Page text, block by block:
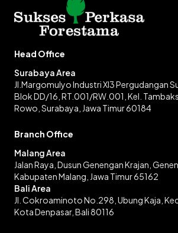
Head Office
Surabaya Area
Jl.Margomulyo Industri XI3 Pergudangan
Blok DD/16, RT.001/RW.001, Kel.
Rowo, Surabaya, Jawa Timur 60184
Branch Office
Malang Area
Jalan Raya, Dusun Genengan Krajan,
Kabupaten Malang, Jawa Timur 65162
Bali Area
Jl. Cokroaminoto No.298, Ubung Kaja,
Kota Denpasar, Bali 80116